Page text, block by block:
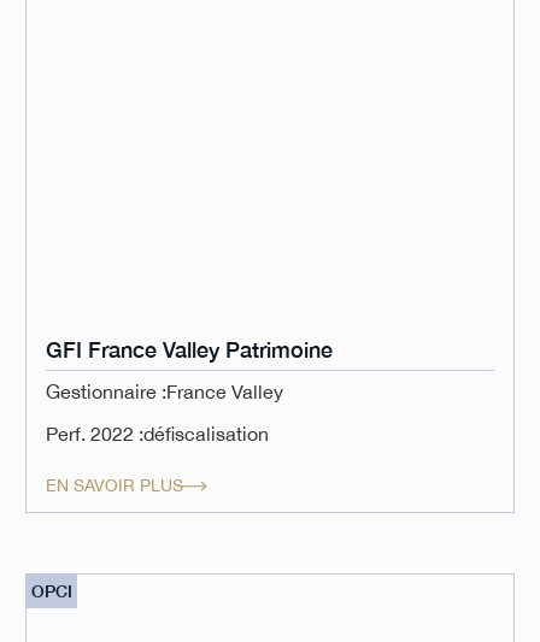
GFI France Valley Patrimoine
Gestionnaire :France Valley
Perf. 2022 :défiscalisation
EN SAVOIR PLUS
OPCI